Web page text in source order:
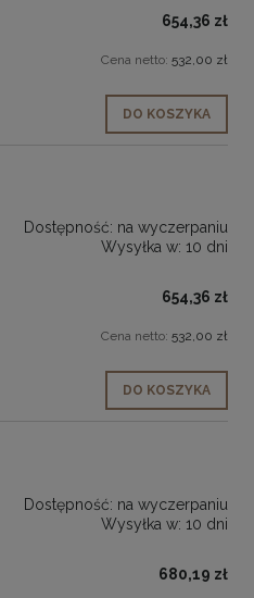
654,36 zł
Cena netto: 532,00 zł
DO KOSZYKA
Dostępność: na wyczerpaniu
Wysyłka w: 10 dni
654,36 zł
Cena netto: 532,00 zł
DO KOSZYKA
Dostępność: na wyczerpaniu
Wysyłka w: 10 dni
680,19 zł